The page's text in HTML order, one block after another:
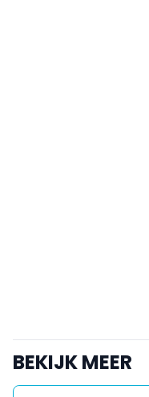
BEKIJK MEER